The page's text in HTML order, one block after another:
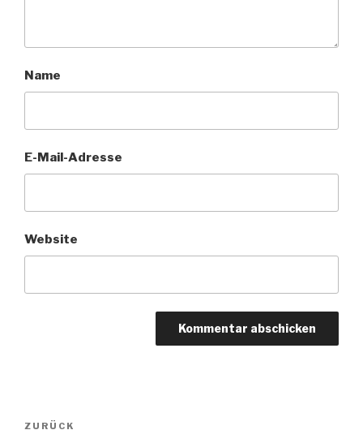
Name
E-Mail-Adresse
Website
Beitragsnavigation
ZURÜCK